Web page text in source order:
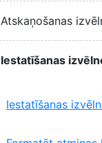
Atskaņošanas
Iestatīšanas
Iestatīšanas